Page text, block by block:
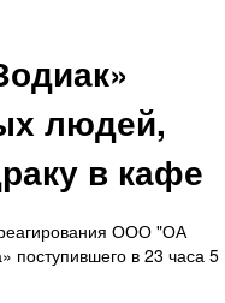
людей,
в кафе
ООО "ОА
поступившего в 23 часа 5